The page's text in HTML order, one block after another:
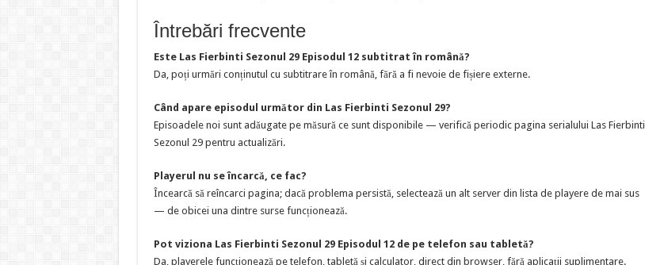
Întrebări frecvente
Este Las Fierbinti Sezonul 29 Episodul 12 subtitrat în română?
Da, poți urmări conținutul cu subtitrare în română, fără a fi nevoie de fișiere externe.
Când apare episodul următor din Las Fierbinti Sezonul 29?
Episoadele noi sunt adăugate pe măsură ce sunt disponibile — verifică periodic pagina serialului Las Fierbinti
Sezonul 29 pentru actualizări.
Playerul nu se încarcă, ce fac?
Încearcă să reîncarci pagina; dacă problema persistă, selectează un alt server din lista de playere de mai sus
— de obicei una dintre surse funcționează.
Pot viziona Las Fierbinti Sezonul 29 Episodul 12 de pe telefon sau tabletă?
Da, playerele funcționează pe telefon, tabletă și calculator, direct din browser, fără aplicații suplimentare.